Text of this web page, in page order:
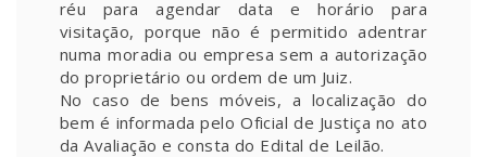
réu para agendar data e horário para
visitação, porque não é permitido adentrar
numa moradia ou empresa sem a autorização
do proprietário ou ordem de um Juiz.
No caso de bens móveis, a localização do
bem é informada pelo Oficial de Justiça no ato
da Avaliação e consta do Edital de Leilão.